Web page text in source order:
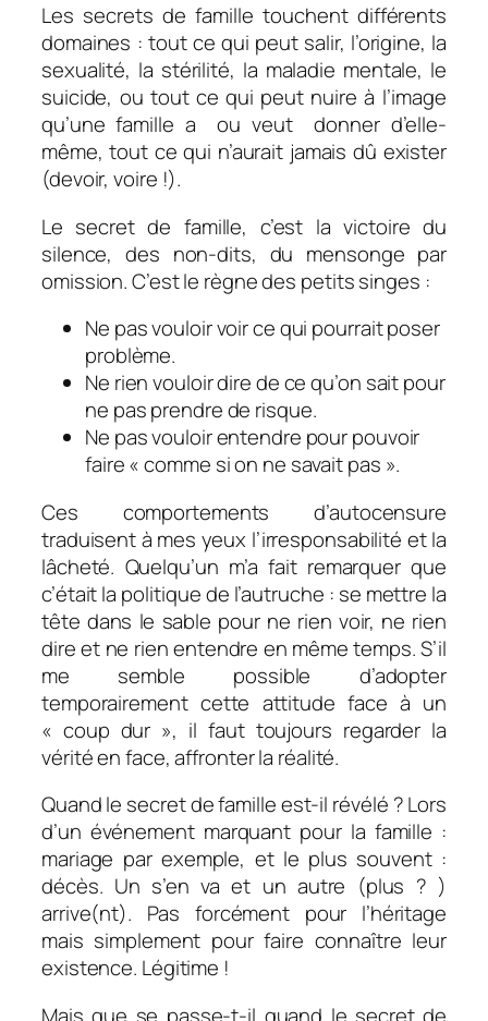
Les secrets de famille touchent différents
domaines : tout ce qui peut salir, l’origine, la
sexualité, la stérilité, la maladie mentale, le
suicide, ou tout ce qui peut nuire à l’image
qu’une famille a ou veut donner d’elle-
même, tout ce qui n’aurait jamais dû exister
(devoir, voire !).
Le secret de famille, c’est la victoire du
silence, des non-dits, du mensonge par
omission. C’est le règne des petits singes :
Ne pas vouloir voir ce qui pourrait poser
problème.
Ne rien vouloir dire de ce qu’on sait pour
ne pas prendre de risque.
Ne pas vouloir entendre pour pouvoir
faire « comme si on ne savait pas ».
Ces comportements d’autocensure
traduisent à mes yeux l’irresponsabilité et la
lâcheté. Quelqu’un m’a fait remarquer que
c’était la politique de l’autruche : se mettre la
tête dans le sable pour ne rien voir, ne rien
dire et ne rien entendre en même temps. S’il
me semble possible d’adopter
temporairement cette attitude face à un
« coup dur », il faut toujours regarder la
vérité en face, affronter la réalité.
Quand le secret de famille est-il révélé ? Lors
d’un événement marquant pour la famille :
mariage par exemple, et le plus souvent :
décès. Un s’en va et un autre (plus ? )
arrive(nt). Pas forcément pour l’héritage
mais simplement pour faire connaître leur
existence. Légitime !